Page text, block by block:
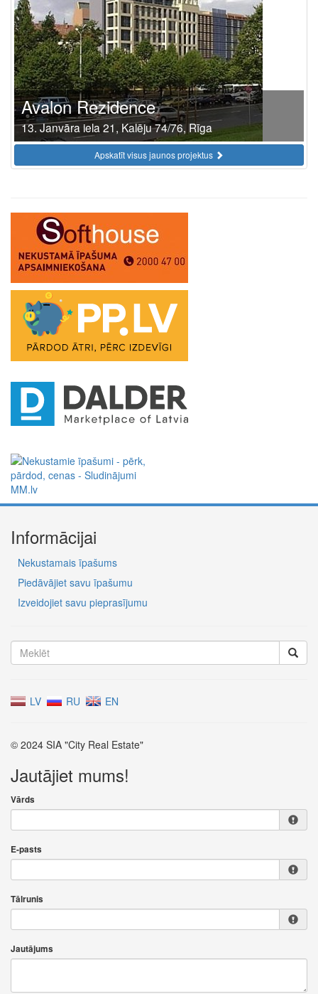
Avalon Rezidence
13. Janvāra iela 21, Kalēju 74/76, Rīga
Apskatīt visus jaunos projektus
Informācijai
Nekustamais īpašums
Piedāvājiet savu īpašumu
Izveidojiet savu pieprasījumu
LV RU EN
© 2024 SIA "City Real Estate"
Jautājiet mums!
Vārds
E-pasts
Tālrunis
Jautājums